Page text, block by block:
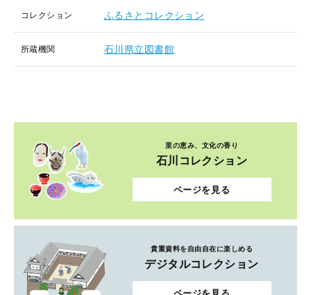
コレクション ふるさとコレクション
所蔵機関 石川県立図書館
里の恵み、文化の香り
石川コレクション
ページを見る
貴重資料を自由自在に楽しめる
デジタルコレクション
ページを見る